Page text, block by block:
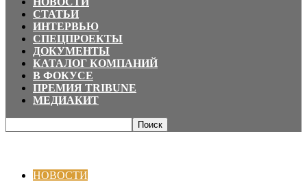
СТАТЬИ
ИНТЕРВЬЮ
СПЕЦПРОЕКТЫ
ДОКУМЕНТЫ
КАТАЛОГ КОМПАНИЙ
В ФОКУСЕ
ПРЕМИЯ TRIBUNE
МЕДИАКИТ
НОВОСТИ